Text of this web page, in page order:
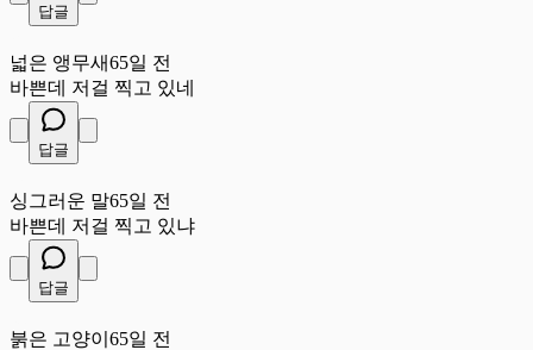
답글
넓은 앵무새65일 전
바쁜데 저걸 찍고 있네
답글
싱그러운 말65일 전
바쁜데 저걸 찍고 있냐
답글
붉은 고양이 65일 전